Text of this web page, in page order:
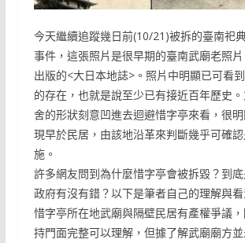
今天繼續追蹤幾日前(10/21)被拆的臺南祀
事件，這張照片是很早期的臺南武廟老照
出版的<大日本地誌>。照片中明顯已可看
的存在，也就是說至少已有接近百年歷史
舍的形狀刻意凹進去迴避惜字亭來看，很
現早於民居，由該地沿革來判斷幾乎可確
施。
許多網友問到為什麼惜字亭會被拆毀？到
政府有沒有錯？以下是筆者自己的理解與看
惜字亭所在地武廟與隔壁民居有產權爭議
持門面完整可以理解，但據了解武廟廟方